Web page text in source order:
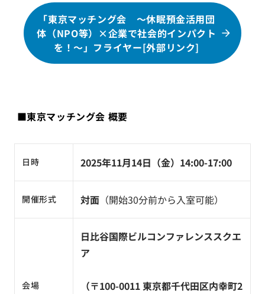
「東京マッチング会 ～休眠預金活用団
体（NPO等）×企業で社会的インパクト
を！～」フライヤー[外部リンク]
■東京マッチング会 概要
日時 2025年11月14日（金）14:00-17:00
開催形式 対面 （開始30分前から入室可能）
会場
日比谷国際ビルコンファレンススクエ
ア
（〒100-0011 東京都千代田区内幸町2